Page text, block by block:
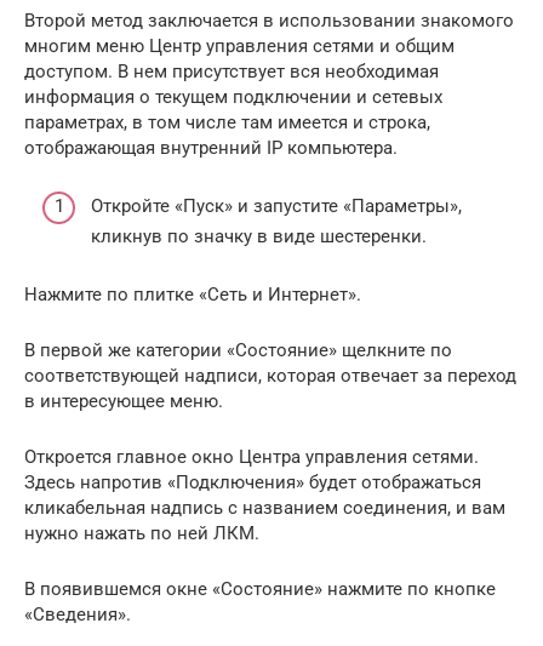
Второй метод заключается в использовании знакомого
многим меню Центр управления сетями и общим
доступом. В нем присутствует вся необходимая
информация о текущем подключении и сетевых
параметрах, в том числе там имеется и строка,
отображающая внутренний IP компьютера.
Откройте «Пуск» и запустите «Параметры»,
кликнув по значку в виде шестеренки.
Нажмите по плитке «Сеть и Интернет».
В первой же категории «Состояние» щелкните по
соответствующей надписи, которая отвечает за переход
в интересующее меню.
Откроется главное окно Центра управления сетями.
Здесь напротив «Подключения» будет отображаться
кликабельная надпись с названием соединения, и вам
нужно нажать по ней ЛКМ.
В появившемся окне «Состояние» нажмите по кнопке
«Сведения».